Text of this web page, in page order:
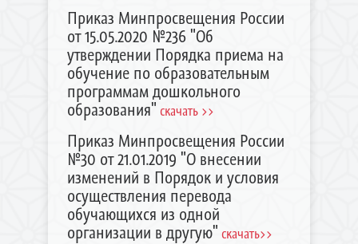
Приказ Минпросвещения России
от 15.05.2020 №236 "Об
утверждении Порядка приема на
обучение по образовательным
программам дошкольного
образования" скачать >>
Приказ Минпросвещения России
№30 от 21.01.2019 "О внесении
изменений в Порядок и условия
осуществления перевода
обучающихся из одной
организации в другую" скачать>>